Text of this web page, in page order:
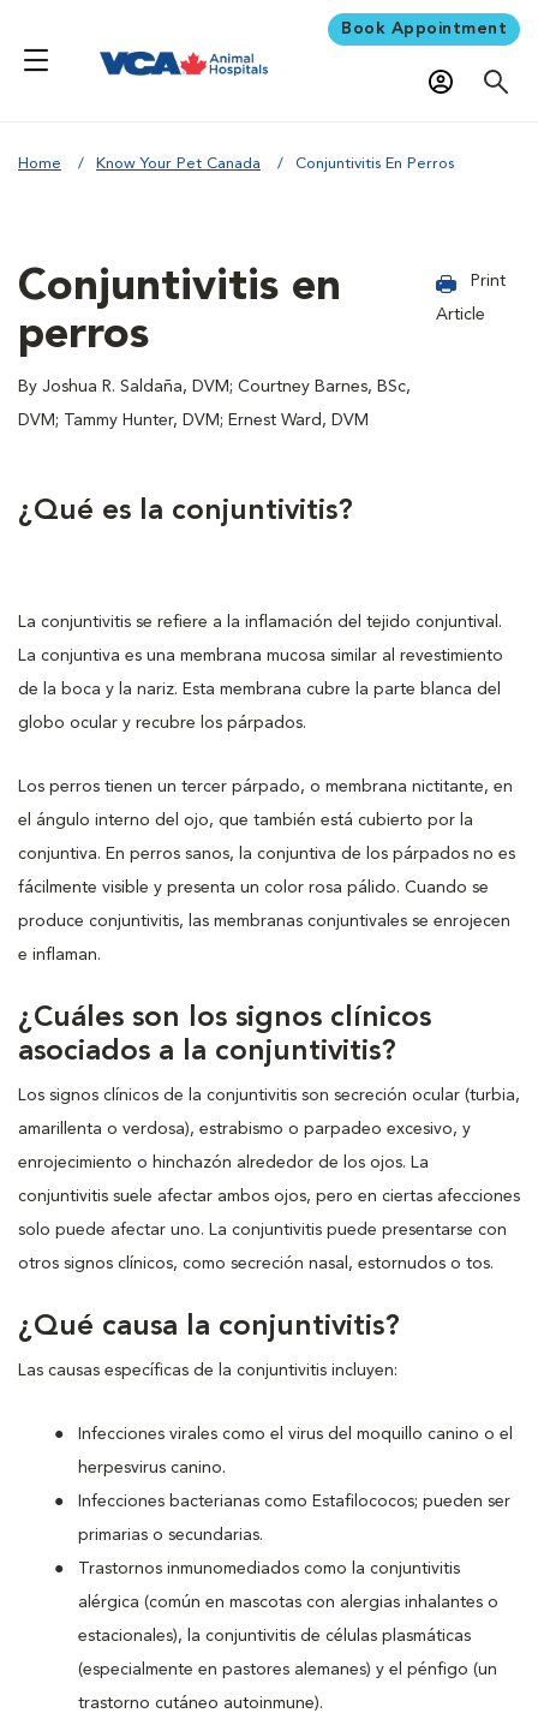
Book Appointment
Home Know Your Pet Canada Conjuntivitis En Perros
Conjuntivitis en
perros
By Joshua R. Saldaña, DVM; Courtney Barnes, BSc,
DVM; Tammy Hunter, DVM; Ernest Ward, DVM
Print
Article
¿Qué es la conjuntivitis?
La conjuntivitis se refiere a la inflamación del tejido conjuntival.
La conjuntiva es una membrana mucosa similar al revestimiento
de la boca y la nariz. Esta membrana cubre la parte blanca del
globo ocular y recubre los párpados.
Los perros tienen un tercer párpado, o membrana nictitante, en
el ángulo interno del ojo, que también está cubierto por la
conjuntiva. En perros sanos, la conjuntiva de los párpados no es
fácilmente visible y presenta un color rosa pálido. Cuando se
produce conjuntivitis, las membranas conjuntivales se enrojecen
e inflaman.
¿Cuáles son los signos clínicos
asociados a la conjuntivitis?
Los signos clínicos de la conjuntivitis son secreción ocular (turbia,
amarillenta o verdosa), estrabismo o parpadeo excesivo, y
enrojecimiento o hinchazón alrededor de los ojos. La
conjuntivitis suele afectar ambos ojos, pero en ciertas afecciones
solo puede afectar uno. La conjuntivitis puede presentarse con
otros signos clínicos, como secreción nasal, estornudos o tos.
¿Qué causa la conjuntivitis?
Las causas específicas de la conjuntivitis incluyen:
Infecciones virales como el virus del moquillo canino o el
herpesvirus canino.
Infecciones bacterianas como Estafilococos; pueden ser
primarias o secundarias.
Trastornos inmunomediados como la conjuntivitis
alérgica (común en mascotas con alergias inhalantes o
estacionales), la conjuntivitis de células plasmáticas
(especialmente en pastores alemanes) y el pénfigo (un
trastorno cutáneo autoinmune).